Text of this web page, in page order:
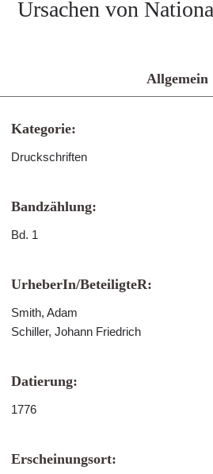
Ursachen von
Allgemein
Kategorie:
Druckschriften
Bandzählung:
Bd. 1
UrheberIn/BeteiligteR:
Smith, Adam
Schiller, Johann Friedrich
Datierung:
1776
Erscheinungsort: